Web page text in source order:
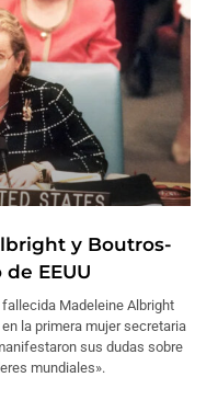
y Boutros-
EEUU
Madeleine Albright
la primera mujer secretaria
sus dudas sobre
mundiales».